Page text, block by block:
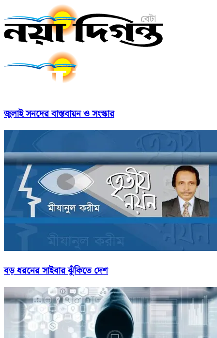
জুলাই সনদের বাস্তবায়ন ও সংস্কার
বড় ধরনের সাইবার ঝুঁকিতে দেশ